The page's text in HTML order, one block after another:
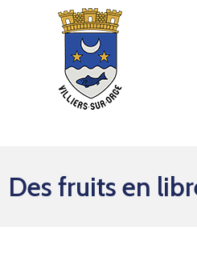
Mes
Des fruits en